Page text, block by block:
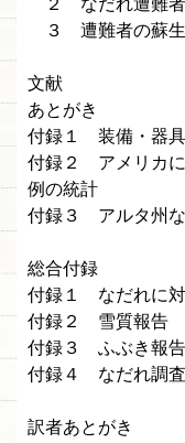
２ なだれ遭難者
３ 遭難者の蘇生
文献
あとがき
付録１ 装備・器具
付録２ アメリカに
例の統計
付録３ アルタ州な
総合付録
付録１ なだれに
付録２ 雪質報告
付録３ ふぶき報告
付録４ なだれ調
訳者あとがき